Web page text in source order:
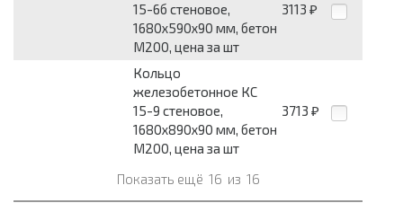
15-6б стеновое,
1680х590х90 мм, бетон
М200, цена за шт
3113 ₽
Кольцо
железобетонное КС
15-9 стеновое,
1680х890х90 мм, бетон
М200, цена за шт
3713 ₽
Показать ещё 16 из 16